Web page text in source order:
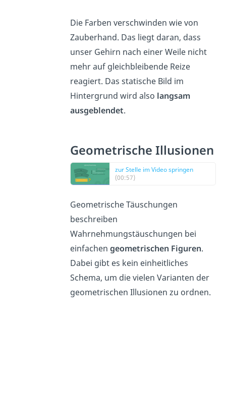
Die Farben verschwinden wie von
Zauberhand. Das liegt daran, dass
unser Gehirn nach einer Weile nicht
mehr auf gleichbleibende Reize
reagiert. Das statische Bild im
Hintergrund wird also langsam
ausgeblendet.
Geometrische Illusionen
zur Stelle im Video springen
(00:57)
Geometrische Täuschungen
beschreiben
Wahrnehmungstäuschungen bei
einfachen geometrischen Figuren.
Dabei gibt es kein einheitliches
Schema, um die vielen Varianten der
geometrischen Illusionen zu ordnen.